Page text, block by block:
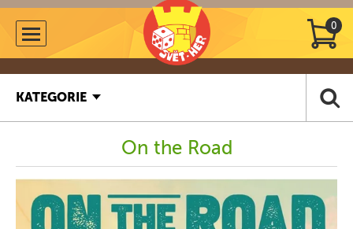
0
KATEGORIE
On the Road